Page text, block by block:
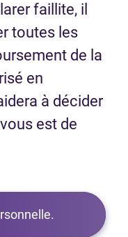
faillite, il
toutes les
de la
en
à décider
est de